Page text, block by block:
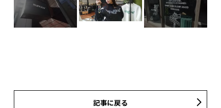
記事に戻る